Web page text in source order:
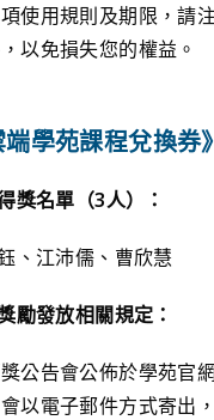
使用規則及期限，請
以免損失您的權益。
端學苑課程兌換券
獎名單（3人）：
、江沛儒、曹欣慧
勵發放相關規定：
公告會公佈於學苑官
以電子郵件方式寄出